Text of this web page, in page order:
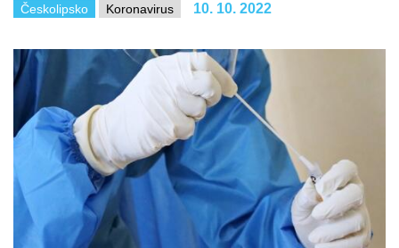
Českolipsko Koronavirus 10. 10. 2022